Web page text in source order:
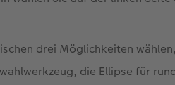
drei Möglichkeiten
die Ellipse für